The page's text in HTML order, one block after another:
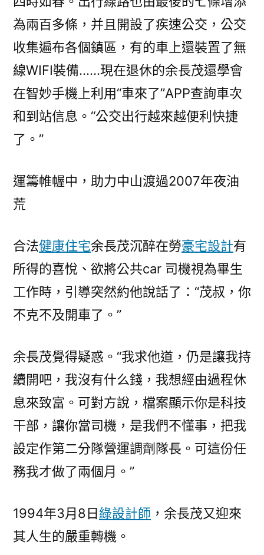
為兩百多條，并且開設了疾速公交，公交
收集遍布各個鎮區，有的車上還裝置了無
線WIFI裝備……現在退休的余長茂還學會
在智妙手機上利用“車來了”APP查詢車次
和到站信息。“公交出行越來越便利快捷
了。”
運籌帷幄中，助力中山渡過2007年夜油
荒
合法健康住宅余長茂沉醉在勞豪宅設計有
所得的喜悅、欲將公共car 司機視為畢生
工作時，引導突然約他說話了：“茂叔，你
不克不及開車了。”
余長茂覺得疑惑。“我求他道，仍是讓我持
續開吧，我沒有什么錢，我想經由過程休
息來致富。可對方說，檔案顯示你是科技
干部，讓你當司機，是我們不懂事，把我
設定作第二分隊營運調劑隊長。可這份任
務我才做了兩個月。”
1994年3月8日綠設計師 ，余長茂又迎來
其人生的嚴重轉機。